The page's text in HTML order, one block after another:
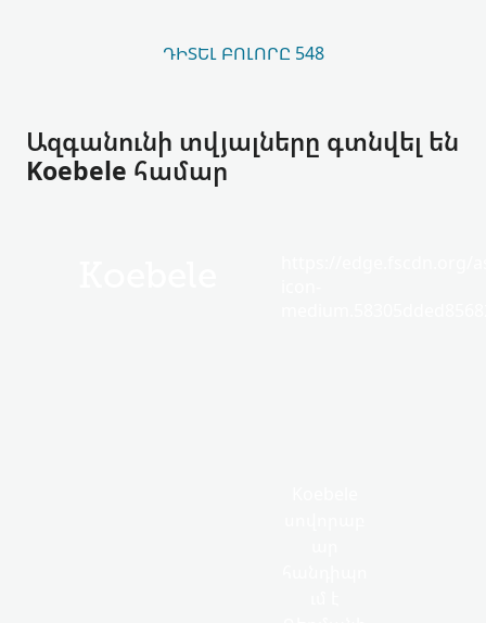
ԴԻՏԵԼ ԲՈԼՈՐԸ 548
Ազգանունի տվյալները գտնվել են
Koebele համար